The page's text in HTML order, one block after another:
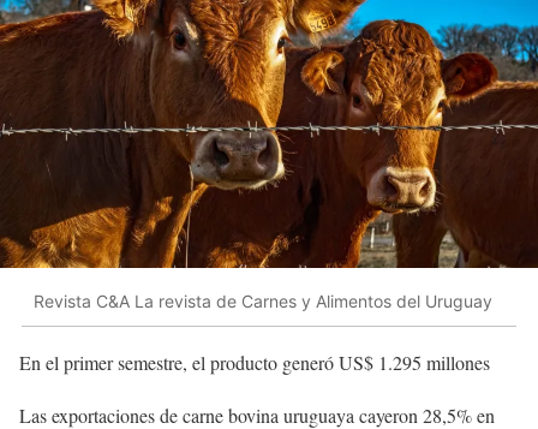
Revista C&A La revista de Carnes y Alimentos del Uruguay
En el primer semestre, el producto generó US$ 1.295 millones
Las exportaciones de carne bovina uruguaya cayeron 28,5% en